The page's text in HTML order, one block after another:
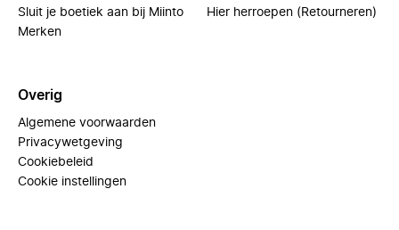
Sluit je boetiek aan bij Miinto
Merken
Hier herroepen (Retourneren)
Overig
Algemene voorwaarden
Privacywetgeving
Cookiebeleid
Cookie instellingen